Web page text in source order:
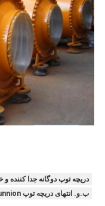
دریچه توپ دوگانه جدا کننده و
ب.و. انتهای دریچه توپ trunnion